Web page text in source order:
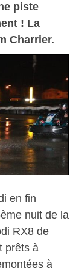
piste
! La
Charrier.
en fin
nuit de la
RX8 de
prêts à
à